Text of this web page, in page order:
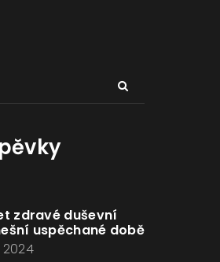
zdravé duševní
uspěchané době
2024